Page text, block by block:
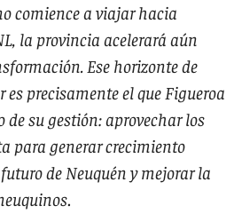
comience a viajar hacia
la provincia acelerará aún
Ese horizonte de
precisamente el que Figueroa
su gestión: aprovechar los
para generar crecimiento
de Neuquén y mejorar la
.